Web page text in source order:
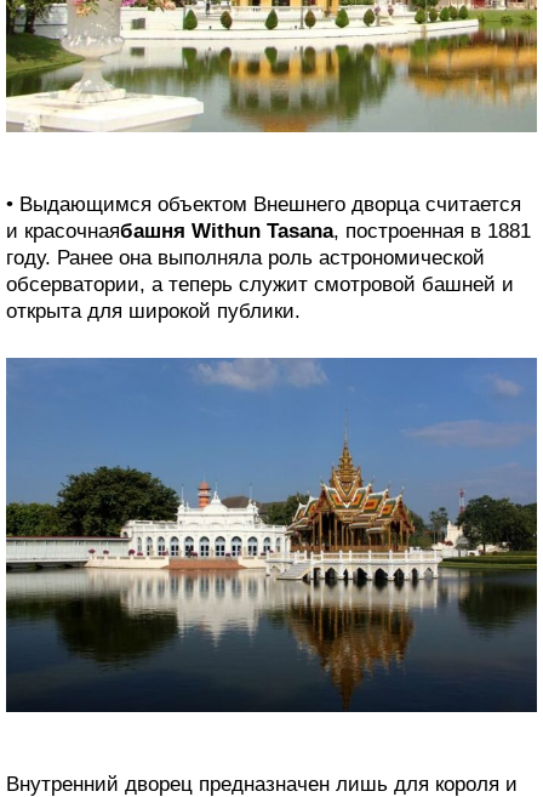
• Выдающимся объектом Внешнего дворца считается
и красочнаябашня Withun Tasana, построенная в 1881
году. Ранее она выполняла роль астрономической
обсерватории, а теперь служит смотровой башней и
открыта для широкой публики.
Внутренний дворец предназначен лишь для короля и